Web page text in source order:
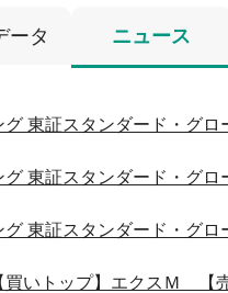
ータ ニュース
東証スタンダード・グ
東証スタンダード・グ
東証スタンダード・グ
いトップ】エクスＭ 【